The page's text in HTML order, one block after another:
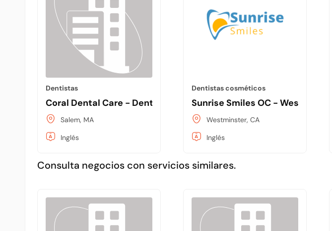
Dentistas
Coral Dental Care - Dentist in Salem MA
Salem, MA
Inglés
Dentistas cosméticos
Sunrise Smiles OC - Westminster
Westminster, CA
Inglés
Consulta negocios con servicios similares.